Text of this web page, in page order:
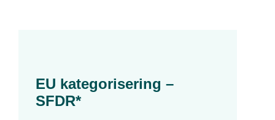
EU kategorisering –
SFDR*